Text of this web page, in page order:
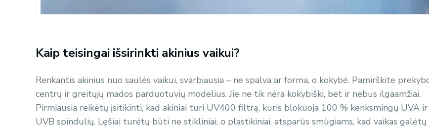
Kaip teisingai išsirinkti akinius vaikui?
Renkantis akinius nuo saulės vaikui, svarbiausia – ne spalva ar forma, o kokybė. Pamirškite
centrų ir greitųjų mados parduotuvių modelius. Jie ne tik nėra kokybiški, bet ir nebus ilgaamžiai.
Pirmiausia reikėtų įsitikinti, kad akiniai turi UV400 filtrą, kuris blokuoja 100 % kenksmingų UVA ir
UVB spindulių. Lęšiai turėtų būti ne stikliniai, o plastikiniai, atsparūs smūgiams, kad vaikas galėtų